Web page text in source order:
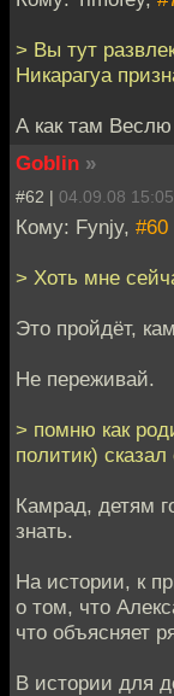
> Вы тут
Никарагуа
А как там
Goblin »
#62 | 04.09.08 15:05
Кому: Fynjy, #60
> Хоть мне
Это пройдёт,
Не переживай.
> помню как
политик)
Камрад, детям
знать.
На истории, к
о том, что
что объясняет
В истории для